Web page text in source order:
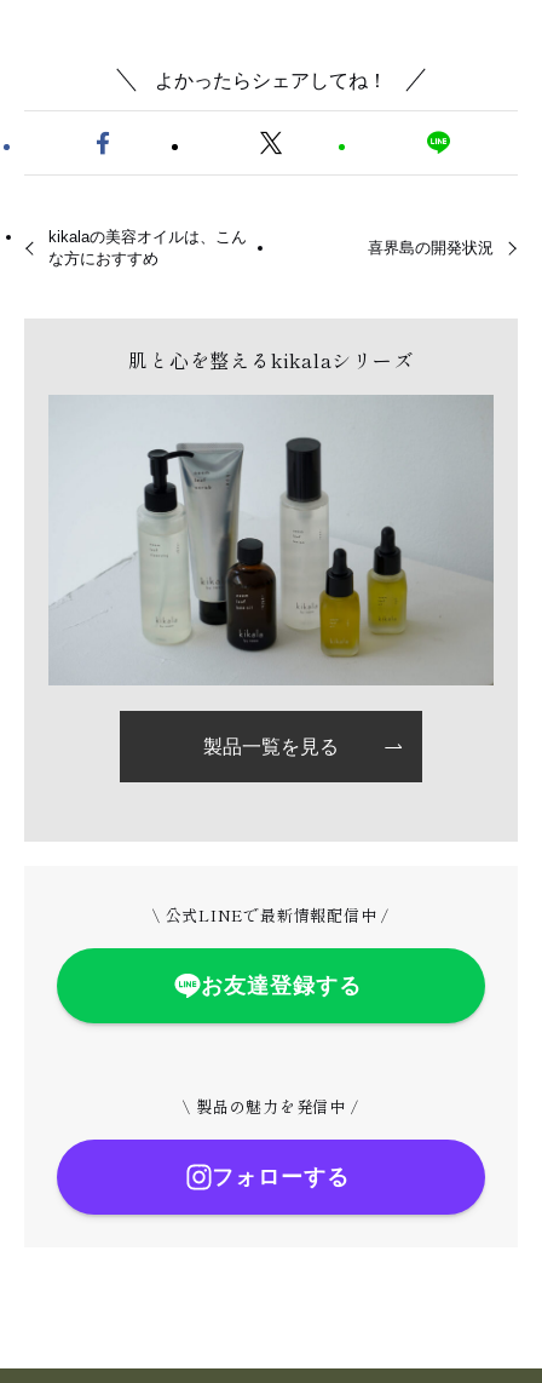
よかったらシェアしてね！
kikalaの美容オイルは、こん
な方におすすめ
喜界島の開発状況
肌と心を整えるkikalaシリーズ
製品一覧を見る
\ 公式LINEで最新情報配信中 /
お友達登録する
\ 製品の魅力を発信中 /
フォローする